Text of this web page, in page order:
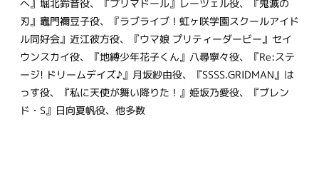
へ』堀北鈴音役、『プリマドール』レーツェル役、『鬼滅の
刃』竈門禰󠄀豆子役、『ラブライブ！虹ヶ咲学園スクールアイド
ル同好会』近江彼方役、『ウマ娘 プリティーダービー』セイ
ウンスカイ役、『地縛少年花子くん』八尋寧々役、『Re:ステ
ージ! ドリームデイズ♪』月坂紗由役、『SSSS.GRIDMAN』は
っす役、『私に天使が舞い降りた！』姫坂乃愛役、『ブレン
ド・S』日向夏帆役、他多数